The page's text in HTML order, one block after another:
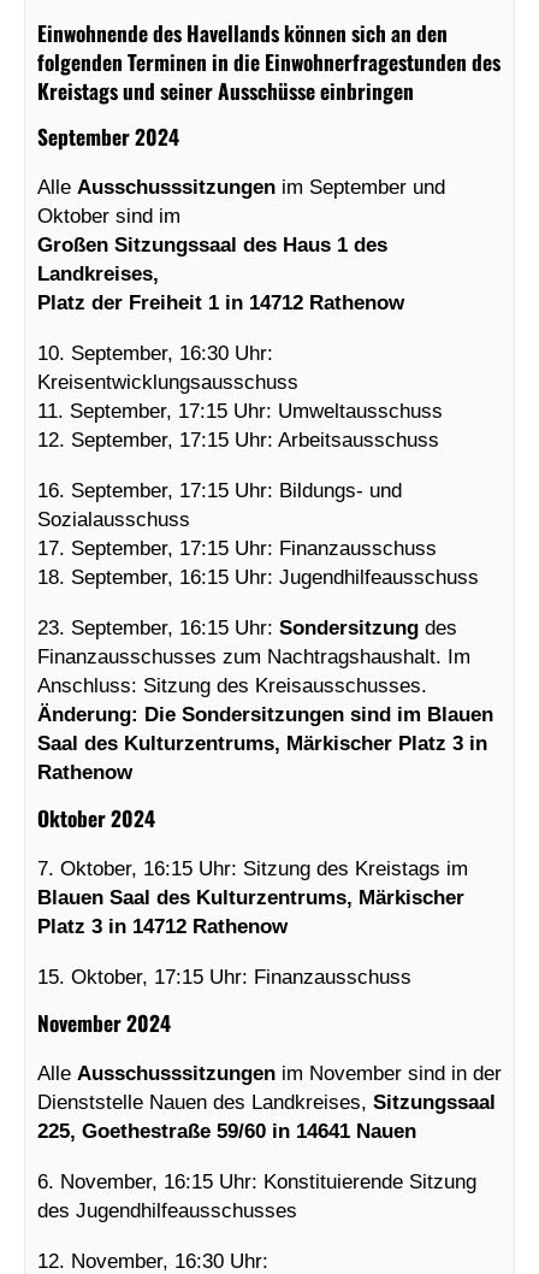
Einwohnende des Havellands können sich an den
folgenden Terminen in die Einwohnerfragestunden des
Kreistags und seiner Ausschüsse einbringen
September 2024
Alle Ausschusssitzungen im September und
Oktober sind im
Großen Sitzungssaal des Haus 1 des
Landkreises,
Platz der Freiheit 1 in 14712 Rathenow
10. September, 16:30 Uhr:
Kreisentwicklungsausschuss
11. September, 17:15 Uhr: Umweltausschuss
12. September, 17:15 Uhr: Arbeitsausschuss
16. September, 17:15 Uhr: Bildungs- und
Sozialausschuss
17. September, 17:15 Uhr: Finanzausschuss
18. September, 16:15 Uhr: Jugendhilfeausschuss
23. September, 16:15 Uhr: Sondersitzung des
Finanzausschusses zum Nachtragshaushalt. Im
Anschluss: Sitzung des Kreisausschusses.
Änderung: Die Sondersitzungen sind im Blauen
Saal des Kulturzentrums, Märkischer Platz 3 in
Rathenow
Oktober 2024
7. Oktober, 16:15 Uhr: Sitzung des Kreistags im
Blauen Saal des Kulturzentrums, Märkischer
Platz 3 in 14712 Rathenow
15. Oktober, 17:15 Uhr: Finanzausschuss
November 2024
Alle Ausschusssitzungen im November sind in der
Dienststelle Nauen des Landkreises, Sitzungssaal
225, Goethestraße 59/60 in 14641 Nauen
6. November, 16:15 Uhr: Konstituierende Sitzung
des Jugendhilfeausschusses
12. November, 16:30 Uhr: